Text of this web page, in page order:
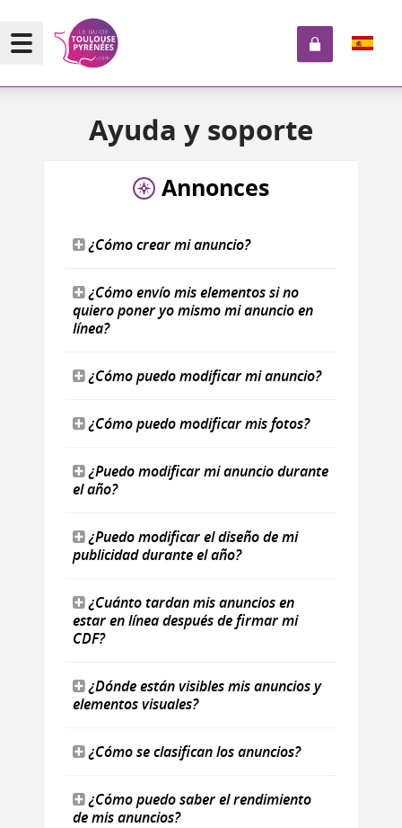
Ayuda y soporte
Annonces
¿Cómo crear mi anuncio?
¿Cómo envío mis elementos si no
quiero poner yo mismo mi anuncio en
línea?
¿Cómo puedo modificar mi anuncio?
¿Cómo puedo modificar mis fotos?
¿Puedo modificar mi anuncio durante
el año?
¿Puedo modificar el diseño de mi
publicidad durante el año?
¿Cuánto tardan mis anuncios en
estar en línea después de firmar mi
CDF?
¿Dónde están visibles mis anuncios y
elementos visuales?
¿Cómo se clasifican los anuncios?
¿Cómo puedo saber el rendimiento
de mis anuncios?